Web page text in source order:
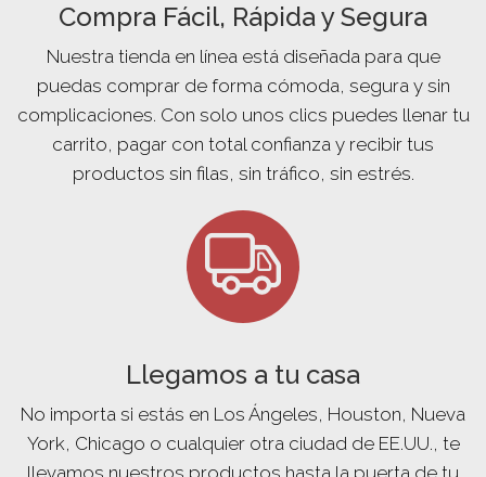
Compra Fácil, Rápida y Segura
Nuestra tienda en línea está diseñada para que
puedas comprar de forma cómoda, segura y sin
complicaciones. Con solo unos clics puedes llenar tu
carrito, pagar con total confianza y recibir tus
productos sin filas, sin tráfico, sin estrés.
Llegamos a tu casa
No importa si estás en Los Ángeles, Houston, Nueva
York, Chicago o cualquier otra ciudad de EE.UU., te